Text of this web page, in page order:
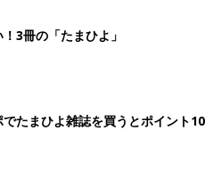
3冊の「たまひよ」
たまひよ雑誌を買うとポイント10